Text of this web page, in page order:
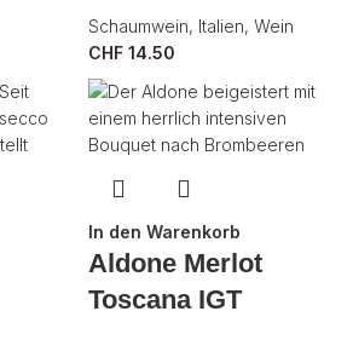
Schaumwein, Italien, Wein
CHF 14.50
In den Warenkorb
Aldone Merlot
Toscana IGT